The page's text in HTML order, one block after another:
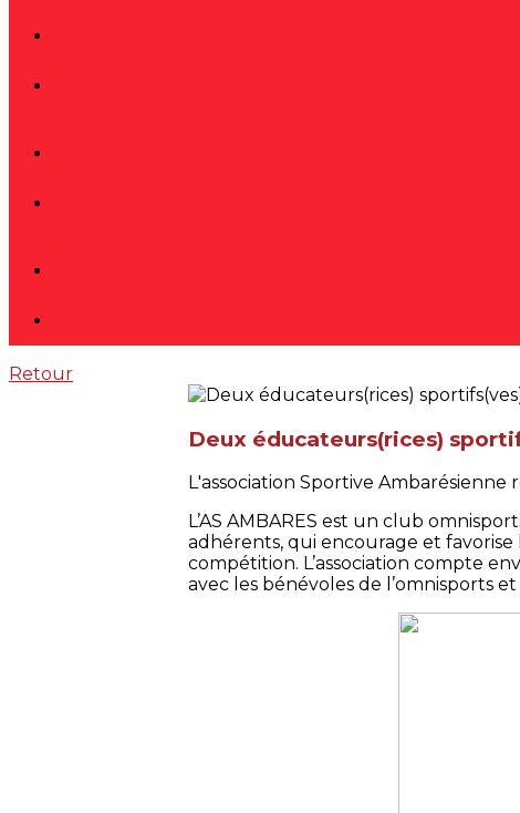
Retour
Deux éducateurs(rices)
L'association Sportive
L’AS AMBARES est un club
adhérents, qui encourage et favorise
compétition. L’association compte
avec les bénévoles de l’omnisports et